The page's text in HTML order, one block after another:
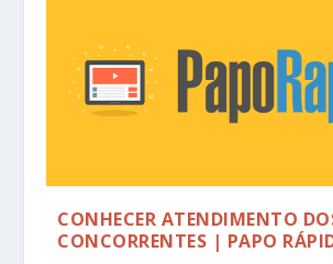
CONHECER ATENDIMENTO
CONCORRENTES | PAPO